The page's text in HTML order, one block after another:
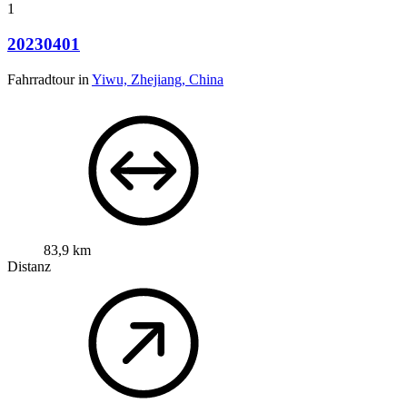
1
20230401
Fahrradtour in Yiwu, Zhejiang, China
83,9 km
Distanz